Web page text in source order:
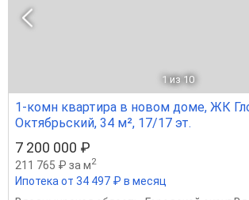
1 из 10
1-комн квартира в новом доме, ЖК
Октябрьский, 34 м², 17/17 эт.
7 200 000 ₽
211 765 ₽ за м2
Ипотека от 34 497 ₽ в месяц